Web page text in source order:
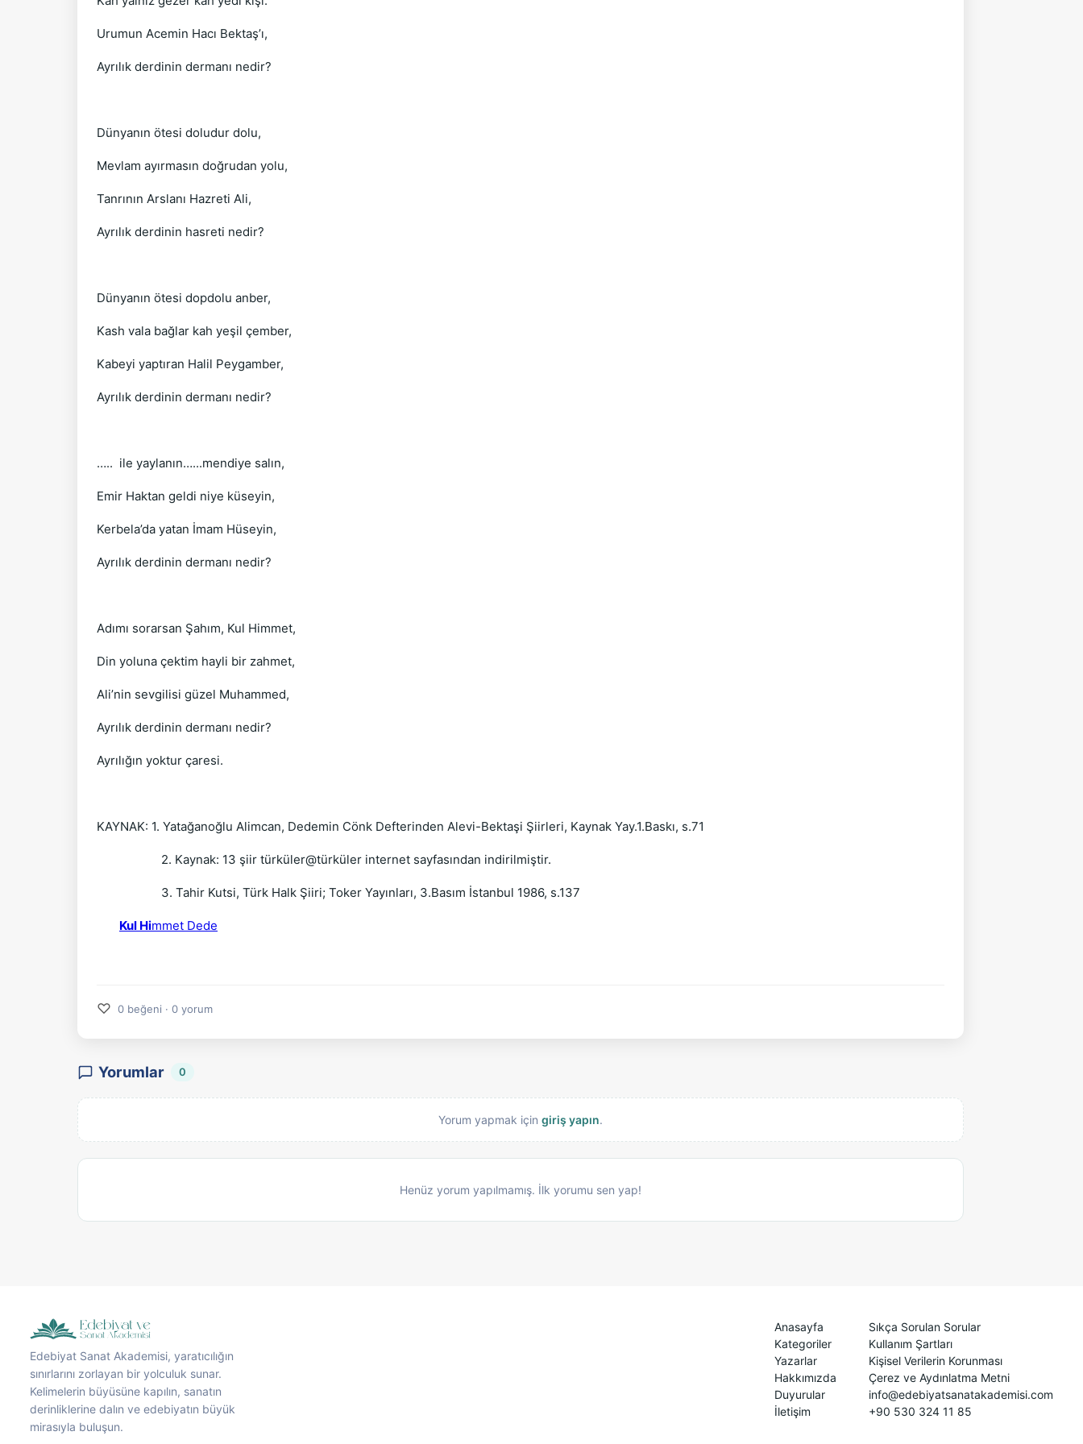
Urumun Acemin Hacı Bektaş’ı,
Ayrılık derdinin dermanı nedir?
Dünyanın ötesi doludur dolu,
Mevlam ayırmasın doğrudan yolu,
Tanrının Arslanı Hazreti Ali,
Ayrılık derdinin hasreti nedir?
Dünyanın ötesi dopdolu anber,
Kash vala bağlar kah yeşil çember,
Kabeyi yaptıran Halil Peygamber,
Ayrılık derdinin dermanı nedir?
….. ile yaylanın…...mendiye salın,
Emir Haktan geldi niye küseyin,
Kerbela’da yatan İmam Hüseyin,
Ayrılık derdinin dermanı nedir?
Adımı sorarsan Şahım, Kul Himmet,
Din yoluna çektim hayli bir zahmet,
Ali’nin sevgilisi güzel Muhammed,
Ayrılık derdinin dermanı nedir?
Ayrılığın yoktur çaresi.
KAYNAK: 1. Yatağanoğlu Alimcan, Dedemin Cönk Defterinden Alevi-Bektaşi Şiirleri, Kaynak Yay.1.Baskı, s.71
2. Kaynak: 13 şiir türküler@türküler internet sayfasından indirilmiştir.
3. Tahir Kutsi, Türk Halk Şiiri; Toker Yayınları, 3.Basım İstanbul 1986, s.137
Kul Himmet Dede
♡ 0 beğeni · 0 yorum
Yorumlar 0
Yorum yapmak için giriş yapın.
Henüz yorum yapılmamış. İlk yorumu sen yap!
Edebiyat Sanat Akademisi, yaratıcılığın
sınırlarını zorlayan bir yolculuk sunar.
Kelimelerin büyüsüne kapılın, sanatın
derinliklerine dalın ve edebiyatın büyük
mirasıyla buluşun.
Anasayfa
Kategoriler
Yazarlar
Hakkımızda
Duyurular
İletişim
Sıkça Sorulan Sorular
Kullanım Şartları
Kişisel Verilerin Korunması
Çerez ve Aydınlatma Metni
info@edebiyatsanatakademisi.com
+90 530 324 11 85